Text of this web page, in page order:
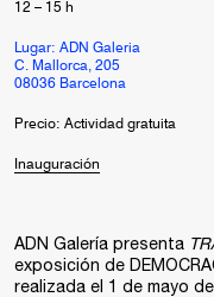
12 – 15 h
Lugar: ADN Galeria
C. Mallorca, 205
08036 Barcelona
Precio: Actividad gratuita
Inauguración
ADN Galería presenta
exposición de
realizada el 1 de mayo